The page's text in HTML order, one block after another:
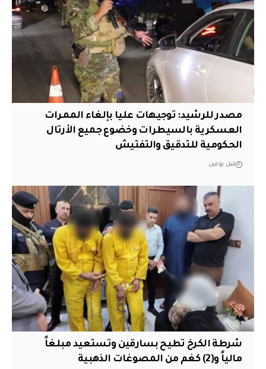
مصدر للرشيد: توجيهات عليا بإلغاء الممرات
العسكرية بالسيطرات وخضوع جميع الأرتال
الحكومية للتدقيق والتفتيش
قبل يومين
شرطة الكرخ تطيح بسارقين وتستعيد مبلغاً
مالياً و(2) كغم من المصوغات الذهبية